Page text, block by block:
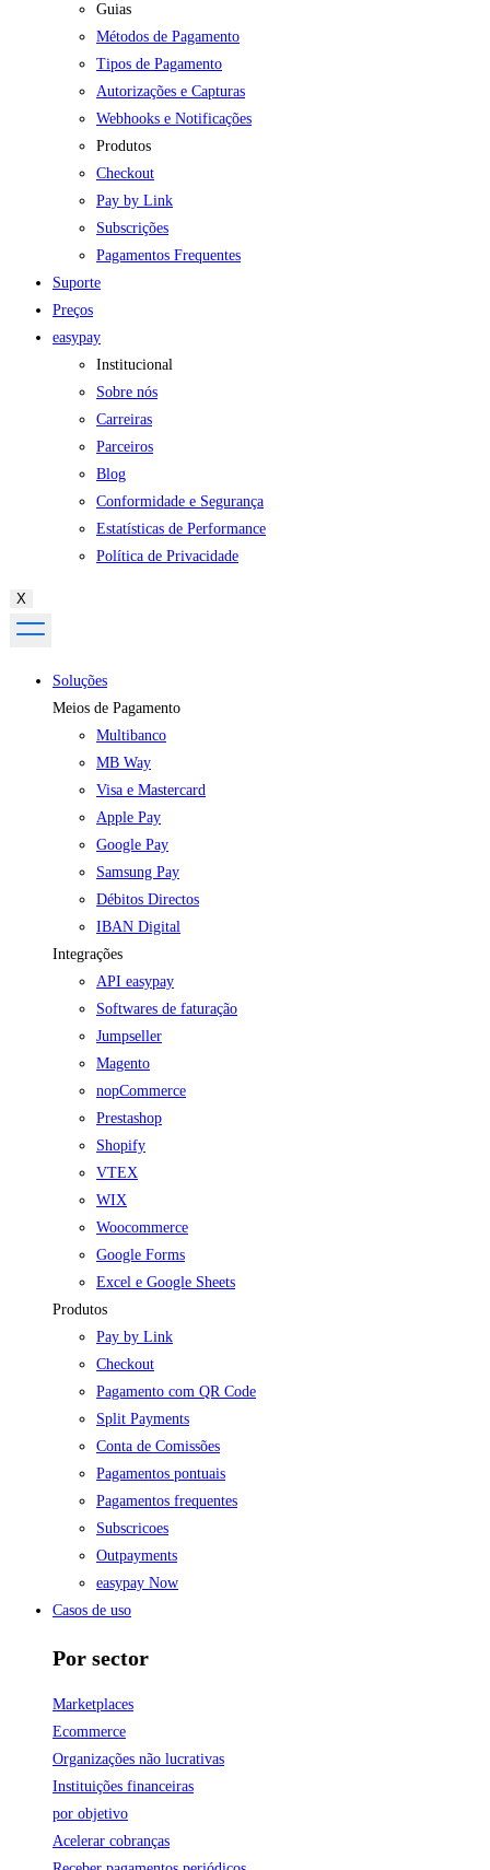
Guias
Métodos de Pagamento
Tipos de Pagamento
Autorizações e Capturas
Webhooks e Notificações
Produtos
Checkout
Pay by Link
Subscrições
Pagamentos Frequentes
Suporte
Preços
easypay
Institucional
Sobre nós
Carreiras
Parceiros
Blog
Conformidade e Segurança
Estatísticas de Performance
Política de Privacidade
X
Soluções
Meios de Pagamento
Multibanco
MB Way
Visa e Mastercard
Apple Pay
Google Pay
Samsung Pay
Débitos Directos
IBAN Digital
Integrações
API easypay
Softwares de faturação
Jumpseller
Magento
nopCommerce
Prestashop
Shopify
VTEX
WIX
Woocommerce
Google Forms
Excel e Google Sheets
Produtos
Pay by Link
Checkout
Pagamento com QR Code
Split Payments
Conta de Comissões
Pagamentos pontuais
Pagamentos frequentes
Subscricoes
Outpayments
easypay Now
Casos de uso
Por sector
Marketplaces
Ecommerce
Organizações não lucrativas
Instituições financeiras
por objetivo
Acelerar cobranças